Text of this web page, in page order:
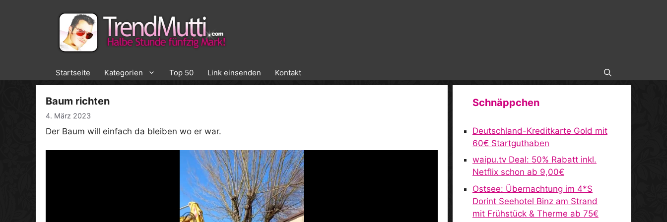
Startseite Kategorien Top 50 Link einsenden Kontakt
Baum richten
4. März 2023
Der Baum will einfach da bleiben wo er war.
Schnäppchen
Deutschland-Kreditkarte Gold mit
60€ Startguthaben
waipu.tv Deal: 50% Rabatt inkl.
Netflix schon ab 9,00€
Ostsee: Übernachtung im 4*S
Dorint Seehotel Binz am Strand
mit Frühstück & Therme ab 75€